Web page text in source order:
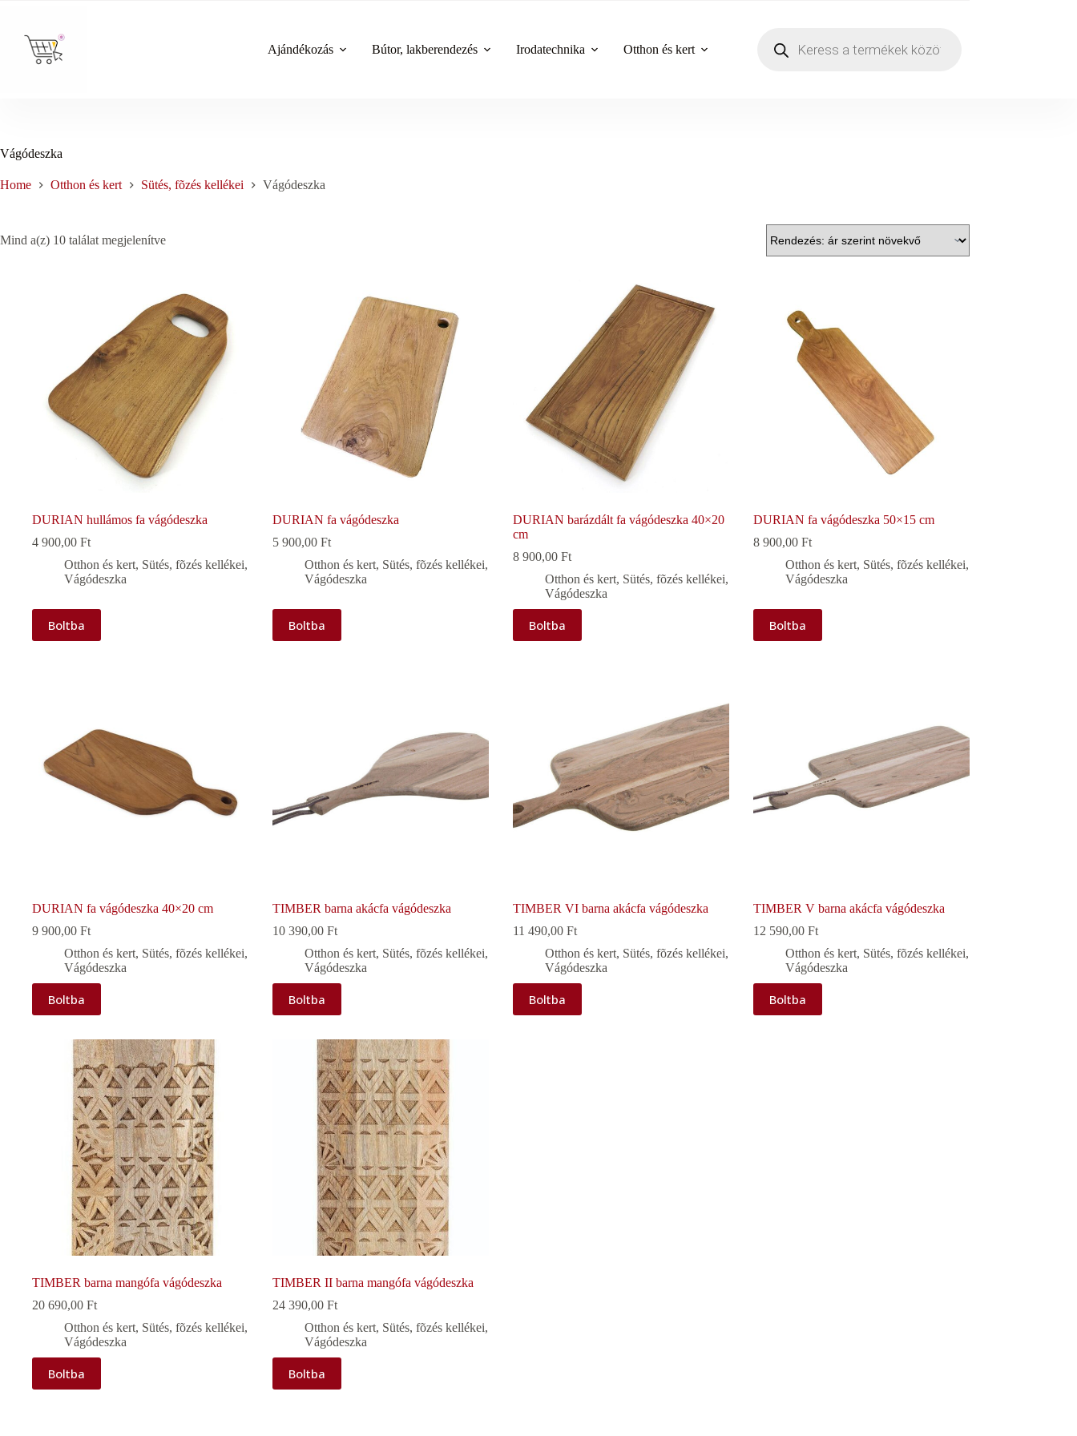
content
Ajándékozás
Bútor, lakberendezés Irodatechnika Otthon és kert
search
Vágódeszka
Home Otthon és kert Sütés, fõzés kellékei Vágódeszka
Mind a(z) 10 találat megjelenítveSorted
to
high
DURIAN hullámos fa vágódeszka
4 900,00 Ft
Otthon és kert, Sütés, fõzés kellékei,
Vágódeszka
Boltba
DURIAN fa vágódeszka
5 900,00 Ft
Otthon és kert, Sütés, fõzés kellékei,
Vágódeszka
Boltba
DURIAN barázdált fa vágódeszka 40×20
cm
8 900,00 Ft
Otthon és kert, Sütés, fõzés kellékei,
Vágódeszka
Boltba
DURIAN fa vágódeszka 50×15 cm
8 900,00 Ft
Otthon és kert, Sütés, fõzés kellékei,
Vágódeszka
Boltba
DURIAN fa vágódeszka 40×20 cm
9 900,00 Ft
Otthon és kert, Sütés, fõzés kellékei,
Vágódeszka
Boltba
TIMBER barna akácfa vágódeszka
10 390,00 Ft
Otthon és kert, Sütés, fõzés kellékei,
Vágódeszka
Boltba
TIMBER VI barna akácfa vágódeszka
11 490,00 Ft
Otthon és kert, Sütés, fõzés kellékei,
Vágódeszka
Boltba
TIMBER V barna akácfa vágódeszka
12 590,00 Ft
Otthon és kert, Sütés, fõzés kellékei,
Vágódeszka
Boltba
TIMBER barna mangófa vágódeszka
20 690,00 Ft
Otthon és kert, Sütés, fõzés kellékei,
Vágódeszka
Boltba
TIMBER II barna mangófa vágódeszka
24 390,00 Ft
Otthon és kert, Sütés, fõzés kellékei,
Vágódeszka
Boltba